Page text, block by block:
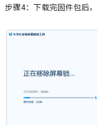
步骤4：下载完固件包后